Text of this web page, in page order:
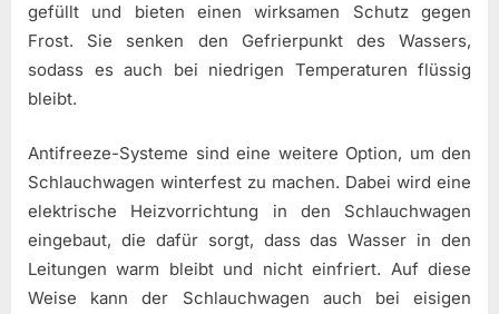
gefüllt und bieten einen wirksamen Schutz gegen
Frost. Sie senken den Gefrierpunkt des Wassers,
sodass es auch bei niedrigen Temperaturen flüssig
bleibt.
Antifreeze-Systeme sind eine weitere Option, um den
Schlauchwagen winterfest zu machen. Dabei wird eine
elektrische Heizvorrichtung in den Schlauchwagen
eingebaut, die dafür sorgt, dass das Wasser in den
Leitungen warm bleibt und nicht einfriert. Auf diese
Weise kann der Schlauchwagen auch bei eisigen